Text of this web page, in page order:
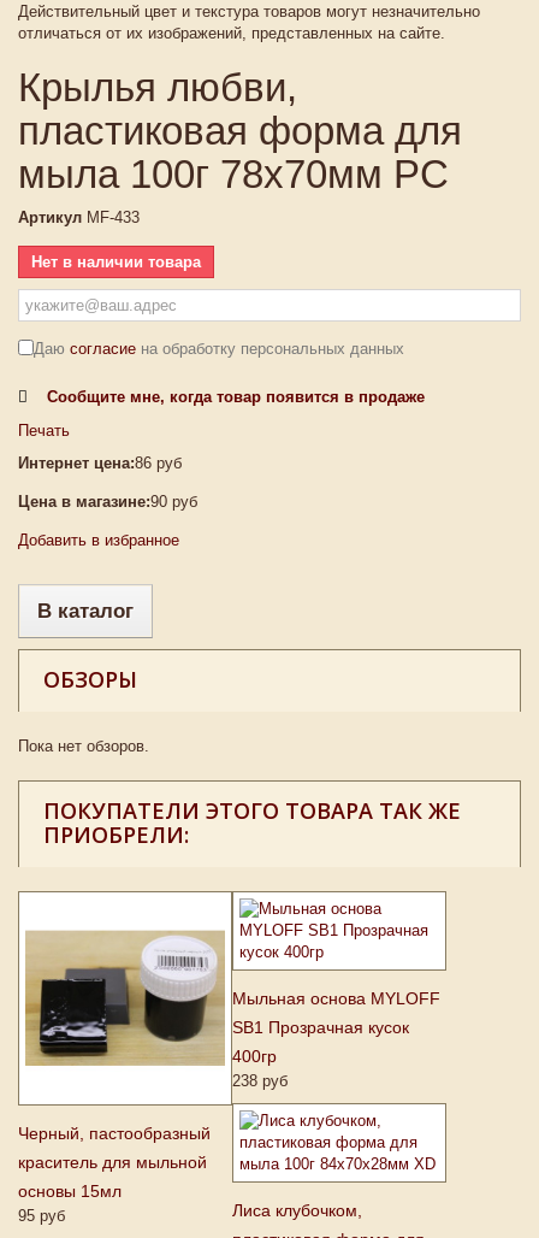
Действительный цвет и текстура товаров могут незначительно
отличаться от их изображений, представленных на сайте.
Крылья любви,
пластиковая форма для
мыла 100г 78х70мм PC
Артикул MF-433
Нет в наличии товара
Даю согласие на обработку персональных данных
Сообщите мне, когда товар появится в продаже
Печать
Интернет цена:86 руб
Цена в магазине:90 руб
Добавить в избранное
В каталог
ОБЗОРЫ
Пока нет обзоров.
ПОКУПАТЕЛИ ЭТОГО ТОВАРА ТАК ЖЕ
ПРИОБРЕЛИ:
Черный, пастообразный
краситель для мыльной
основы 15мл
95 руб
Мыльная основа MYLOFF
SB1 Прозрачная кусок
400гр
238 руб
Лиса клубочком,